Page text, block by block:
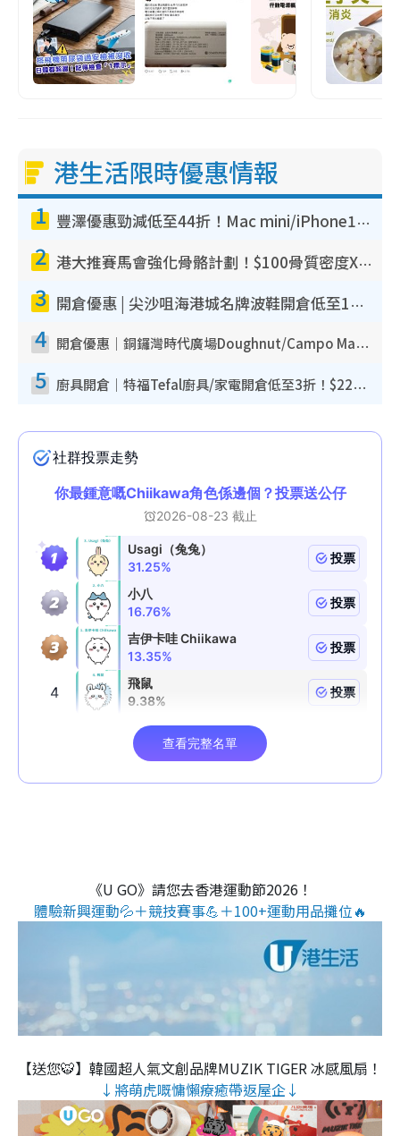
港生活限時優惠情報
1 豐澤優惠勁減低至44折！Mac mini/iPhone17Pro大減價！廚房家電$220起
2 港大推賽馬會強化骨骼計劃！$100骨質密度X光檢查 完成免費運動訓練送超市禮券！附參加資格
3 開倉優惠 | 尖沙咀海港城名牌波鞋開倉低至1折！On鞋$899起／Joy&Peace鞋履$98起
4 開倉優惠｜銅鑼灣時代廣場Doughnut/Campo Marzio開倉低至1折！背囊、書包、手袋劈價$200起
5 廚具開倉｜特福Tefal廚具/家電開倉低至3折！$220起買平底鍋/炒鑊/湯煲！電飯煲/吸塵機/燙斗$418起
《U GO》請您去香港運動節2026！
體驗新興運動💦＋競技賽事💪＋100+運動用品攤位🔥
【送您🐯】韓國超人氣文創品牌MUZIK TIGER 冰感風扇！
↓將萌虎嘅慵懶療癒帶返屋企↓